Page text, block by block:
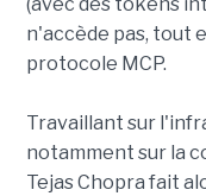
(avec des tokens
n'accède pas, tout
protocole MCP.
Travaillant sur
notamment sur la
Tejas Chopra fait